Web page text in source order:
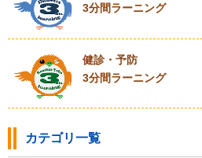
3分間ラーニング
健診・予防
3分間ラーニング
カテゴリ一覧